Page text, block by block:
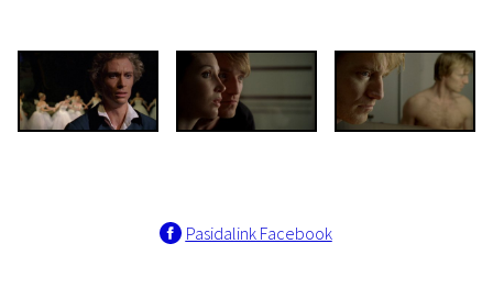
Pasidalink Facebook